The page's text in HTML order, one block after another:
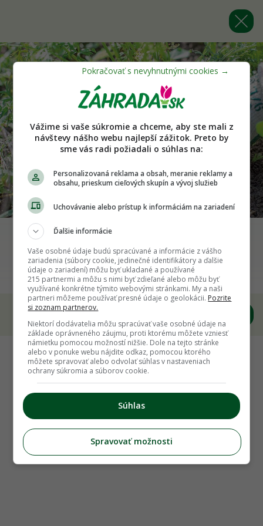
Späť na článok
Ako predĺžiť sezónu na zber zeleniny
Vážime si vaše súkromie a chceme, aby ste mali z
návštevy nášho webu najlepší zážitok. Preto by
sme vás radi požiadali o súhlas na:
Personalizovaná reklama a obsah, meranie reklamy a
obsahu, prieskum cieľových skupín a vývoj služieb
Uchovávanie alebo prístup k informáciám na zariadení
Ďalšie informácie
Vaše osobné údaje budú spracúvané a informácie z vášho
zariadenia (súbory cookie, jedinečné identifikátory a ďalšie
údaje o zariadení) môžu byť ukladané a používané
215 partnermi a môžu s nimi byť zdieľané alebo môžu byť
využívané konkrétne týmito webovými stránkami. My a naši
partneri môžeme používať presné údaje o geolokácii. Pozrite
si zoznam partnerov.
Niektorí dodávatelia môžu spracúvať vaše osobné údaje na
základe oprávneného záujmu, proti ktorému môžete vzniesť
námietku pomocou možností nižšie. Dole na tejto stránke
alebo v ponuke webu nájdite odkaz, pomocou ktorého
môžete spravovať alebo odvolať súhlas v nastaveniach
ochrany súkromia a súborov cookie.
Súhlas
Spravovať možnosti